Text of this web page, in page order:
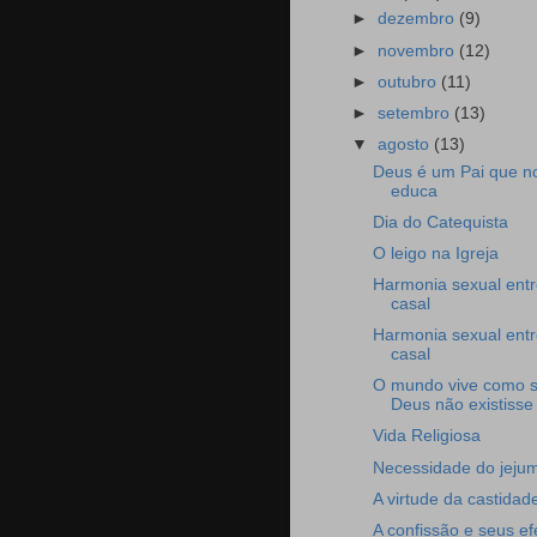
►dezembro (9)
► novembro (12)
►outubro (11)
►setembro (13)
▼agosto (13)
Deus é um Pai que
educa
Dia do Catequista
O leigo na Igreja
Harmonia sexual
casal
Harmonia sexual
casal
O mundo vive como
Deus não existisse
Vida Religiosa
Necessidade do
A virtude da
A confissão e seus